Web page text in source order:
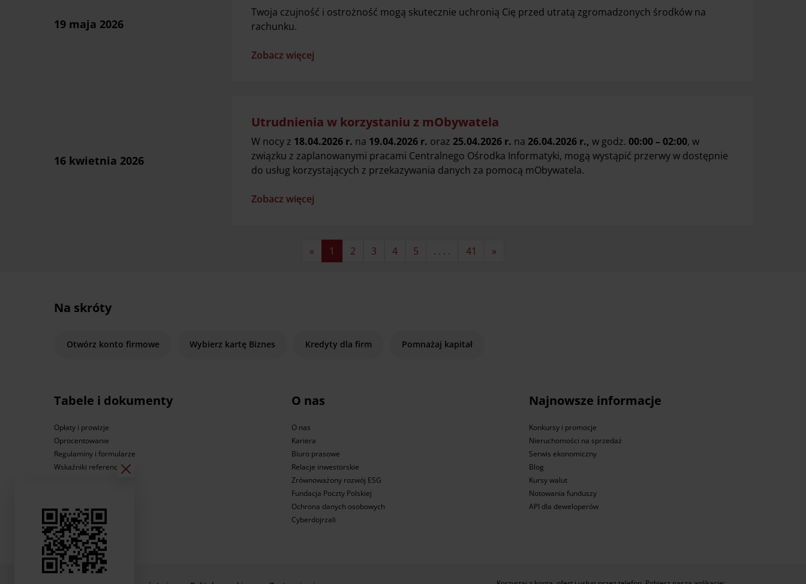
19 maja 2026
Twoja czujność i ostrożność mogą skutecznie uchronią Cię przed utratą zgromadzonych środków na
rachunku.
Zobacz więcej
16 kwietnia 2026
Utrudnienia w korzystaniu z mObywatela
W nocy z 18.04.2026 r. na 19.04.2026 r. oraz 25.04.2026 r. na 26.04.2026 r., w godz. 00:00 – 02:00, w
związku z zaplanowanymi pracami Centralnego Ośrodka Informatyki, mogą wystąpić przerwy w dostępnie
do usług korzystających z przekazywania danych za pomocą mObywatela.
Zobacz więcej
« 1 2 3 4 5 . . . . 41 »
Na skróty
Otwórz konto firmowe Wybierz kartę Biznes Kredyty dla firm Pomnażaj kapitał
Tabele i dokumenty
Opłaty i prowizje
Oprocentowanie
Regulaminy i formularze
Wskaźniki referencyjne
O nas
O nas
Kariera
Biuro prasowe
Relacje inwestorskie
Zrównoważony rozwój ESG
Fundacja Poczty Polskiej
Ochrona danych osobowych
Cyberdojrzali
Najnowsze informacje
Konkursy i promocje
Nieruchomości na sprzedaż
Serwis ekonomiczny
Blog
Kursy walut
Notowania funduszy
API dla deweloperów